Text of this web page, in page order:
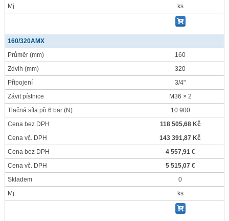
Mj
ks
160/320AMX
Průměr (mm)
160
Zdvih (mm)
320
Připojení
3/4"
Závit pístnice
M36 × 2
Tlačná síla při 6 bar (N)
10 900
Cena bez DPH
118 505,68 Kč
Cena vč. DPH
143 391,87 Kč
Cena bez DPH
4 557,91 €
Cena vč. DPH
5 515,07 €
Skladem
0
Mj
ks